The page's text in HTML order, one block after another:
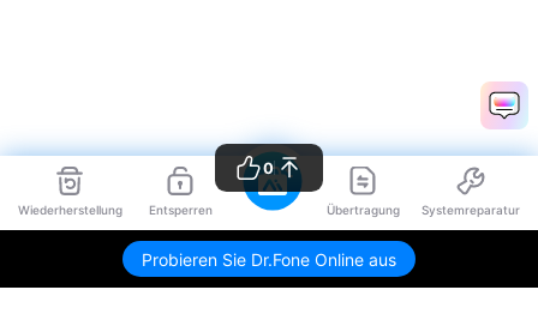
Wiederherstellung Entsperren Übertragung Systemreparatur
Probieren Sie Dr.Fone Online aus
0